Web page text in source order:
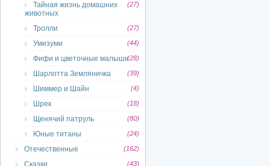
Тайная жизнь домашних
животных
(27)
Тролли (27)
Умизуми (44)
Фифи и цветочные малыши(28)
Шарлотта Земляничка (39)
Шиммер и Шайн (4)
Шрек (18)
Щенячий патруль (80)
Юные титаны (24)
Отечественные (162)
Сказки (43)